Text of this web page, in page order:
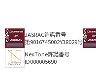
JASRAC許諾番号
第9016745002Y38029号
NexTone許諾番号
ID000005690